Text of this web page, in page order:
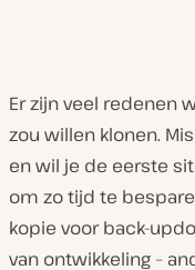
Er zijn veel redenen
zou willen klonen.
en wil je de eerste
om zo tijd te
kopie voor back-
van ontwikkeling –